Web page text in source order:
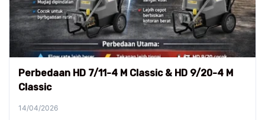
Perbedaan HD 7/11-4 M Classic & HD 9/20-4 M
Classic
14/04/2026